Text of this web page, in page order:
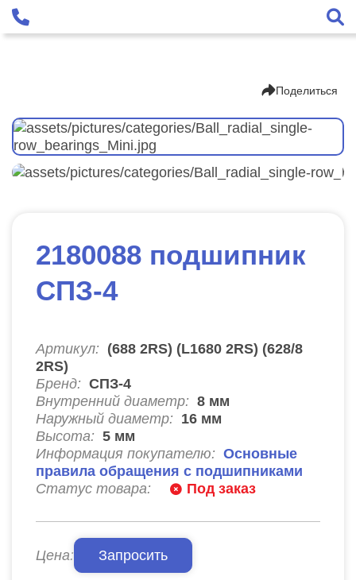
Поделиться
2180088 подшипник
СПЗ-4
Артикул: (688 2RS) (L1680 2RS) (628/8
2RS)
Бренд: СПЗ-4
Внутренний диаметр: 8 мм
Наружный диаметр: 16 мм
Высота: 5 мм
Информация покупателю: Основные
правила обращения с подшипниками
Статус товара:
Под заказ
Цена: Запросить